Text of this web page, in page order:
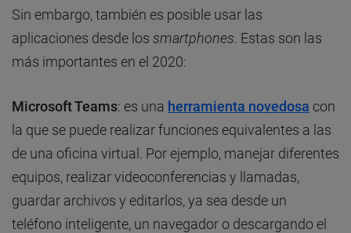
Sin embargo, también es posible usar las
aplicaciones desde los smartphones . Estas son las
más importantes en el 2020:
Microsoft Teams: es una herramienta novedosa con
la que se puede realizar funciones equivalentes a las
de una oficina virtual. Por ejemplo, manejar diferentes
equipos, realizar videoconferencias y llamadas,
guardar archivos y editarlos, ya sea desde un
teléfono inteligente, un navegador o descargando el